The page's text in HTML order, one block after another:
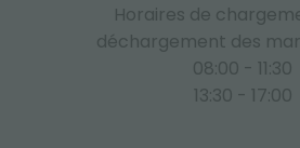
Horaires de
déchargement des
08:00 - 11:30
13:30 - 17:00